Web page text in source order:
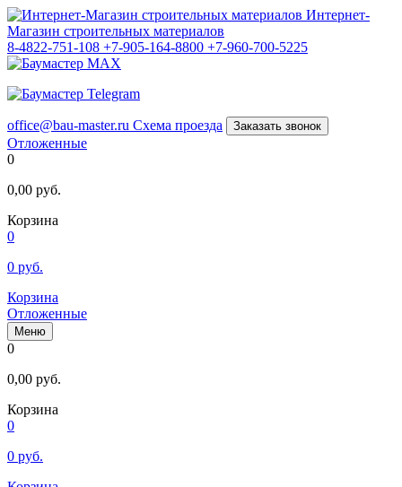
Интернет-
Магазин строительных материалов
8-4822-751-108 +7-905-164-8800 +7-960-700-5225
office@bau-master.ru Схема проезда Заказать звонок
Отложенные
0
0,00 руб.
Корзина
0
0 руб.
Корзина
Отложенные
Меню
0
0,00 руб.
Корзина
0
0 руб.